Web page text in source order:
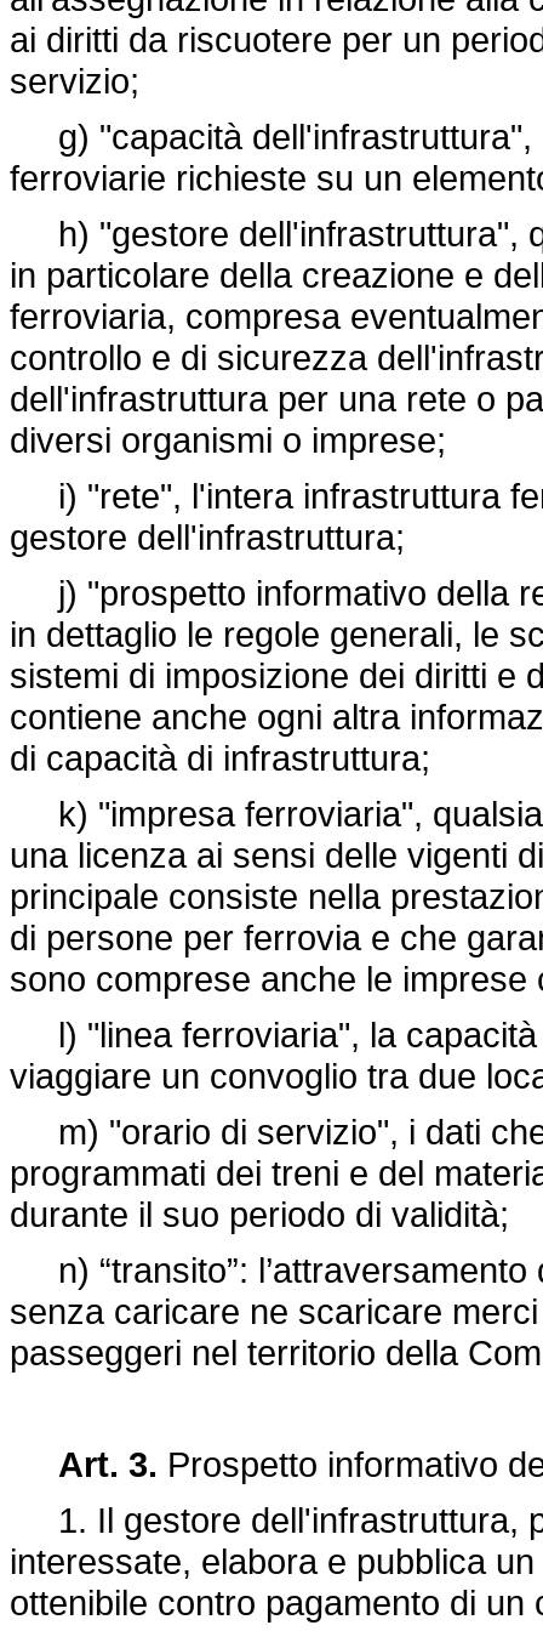
ai diritti da riscuotere per un
servizio;
g) "capacità dell'infrastruttura",
ferroviarie richieste su un
h) "gestore dell'infrastruttura",
in particolare della creazione e
ferroviaria, compresa
controllo e di sicurezza
dell'infrastruttura per una rete o
diversi organismi o imprese;
i) "rete", l'intera infrastruttura
gestore dell'infrastruttura;
j) "prospetto informativo della
in dettaglio le regole generali, le
sistemi di imposizione dei diritti e
contiene anche ogni altra
di capacità di infrastruttura;
k) "impresa ferroviaria",
una licenza ai sensi delle vigenti
principale consiste nella
di persone per ferrovia e che
sono comprese anche le
l) "linea ferroviaria", la
viaggiare un convoglio tra due
m) "orario di servizio", i dati
programmati dei treni e del
durante il suo periodo di validità;
n) “transito”: l’attraversamento
senza caricare ne scaricare
passeggeri nel territorio della
Art. 3. Prospetto informativo
1. Il gestore dell'infrastruttura,
interessate, elabora e pubblica
ottenibile contro pagamento di